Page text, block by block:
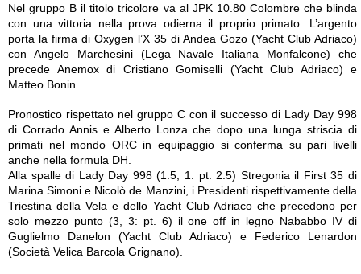
Nel gruppo B il titolo tricolore va al JPK 10.80 Colombre che blinda
con una vittoria nella prova odierna il proprio primato. L’argento
porta la firma di Oxygen l’X 35 di Andea Gozo (Yacht Club Adriaco)
con Angelo Marchesini (Lega Navale Italiana Monfalcone) che
precede Anemox di Cristiano Gomiselli (Yacht Club Adriaco) e
Matteo Bonin.
Pronostico rispettato nel gruppo C con il successo di Lady Day 998
di Corrado Annis e Alberto Lonza che dopo una lunga striscia di
primati nel mondo ORC in equipaggio si conferma su pari livelli
anche nella formula DH.
Alla spalle di Lady Day 998 (1.5, 1: pt. 2.5) Stregonia il First 35 di
Marina Simoni e Nicolò de Manzini, i Presidenti rispettivamente della
Triestina della Vela e dello Yacht Club Adriaco che precedono per
solo mezzo punto (3, 3: pt. 6) il one off in legno Nababbo IV di
Guglielmo Danelon (Yacht Club Adriaco) e Federico Lenardon
(Società Velica Barcola Grignano).